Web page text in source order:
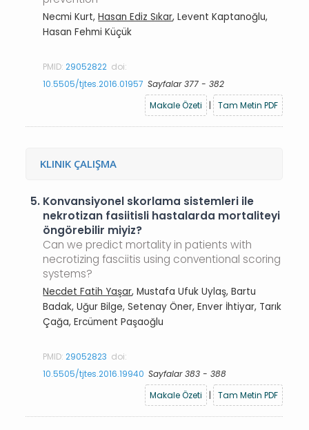
Necmi Kurt,Hasan Ediz Sıkar, Levent Kaptanoğlu,
Hasan Fehmi Küçük
PMID:29052822 doi:
10.5505/tjtes.2016.01957 Sayfalar 377 - 382
Makale Özeti
| Tam Metin PDF
KLINIK ÇALIŞMA
5. Konvansiyonel skorlama sistemleri ile
nekrotizan fasiitisli hastalarda mortaliteyi
öngörebilir miyiz?
Can we predict mortality in patients with
necrotizing fasciitis using conventional scoring
systems?
Necdet Fatih Yaşar, Mustafa Ufuk Uylaş, Bartu
Badak, Uğur Bilge, Setenay Öner, Enver İhtiyar, Tarık
Çağa, Ercüment Paşaoğlu
PMID:29052823 doi:
10.5505/tjtes.2016.19940 Sayfalar 383 - 388
Makale Özeti
| Tam Metin PDF